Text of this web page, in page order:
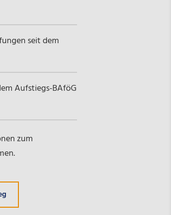
seit dem
Aufstiegs-BAföG
zum